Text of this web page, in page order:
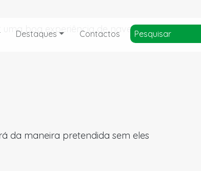
boa experiência de navegação e
da maneira pretendida sem eles
Destaques Contactos